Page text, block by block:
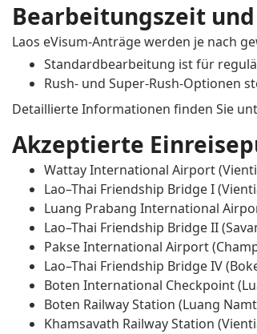
Bearbeitungszeit
Laos eVisum-Anträge werden je nach
Standardbearbeitung ist für
Rush- und Super-Rush-Optionen
Detaillierte Informationen finden Sie
Akzeptierte
Wattay International Airport
Lao–Thai Friendship Bridge I
Luang Prabang International
Lao–Thai Friendship Bridge II
Pakse International Airport
Lao–Thai Friendship Bridge IV
Boten International Checkpoint
Boten Railway Station (Luang
Khamsavath Railway Station